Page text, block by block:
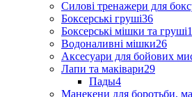
Силові тренажери для
Боксерські груші36
Боксерські мішки та груші
Водоналивні мішки26
Аксесуари для бойових
Лапи та маківари29
Пады4
Манекени для боротьби,